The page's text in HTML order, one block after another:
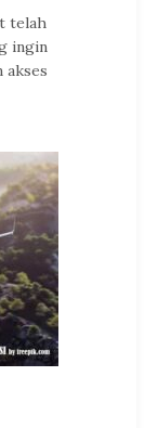
telah
ingin
akses